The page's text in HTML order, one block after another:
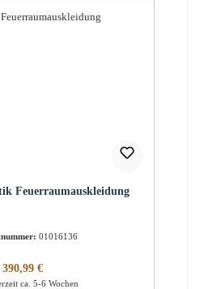
Feuerraumauskleidung
01016136
Regulärer Preis:
390,99 €
ca. 5-6 Wochen